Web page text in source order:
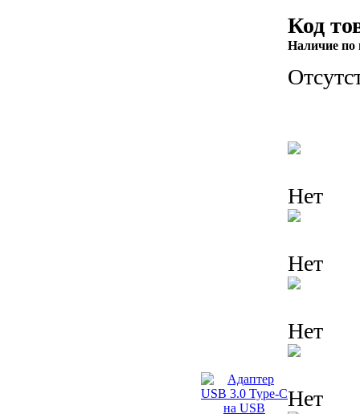
Код
Наличие по
Нет
Нет
Нет
Нет